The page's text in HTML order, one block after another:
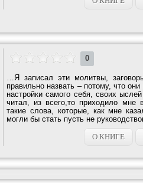
0
…Я записал эти молитвы,
правильно назвать – потому, что
настройки самого себя, своих
читал, из всего,то приходило мне
такие слова, которые, как мне
могли бы стать пусть не
О КНИГЕ